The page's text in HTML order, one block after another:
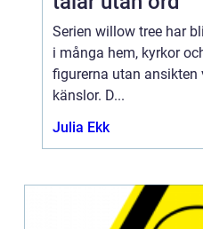
Serien willow tree har
i många hem, kyrkor
figurerna utan ansikten
känslor. D...
Julia Ekk